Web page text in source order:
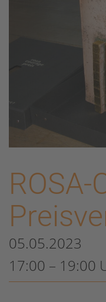
ROSA-
05.05.2023
17:00 – 19:00